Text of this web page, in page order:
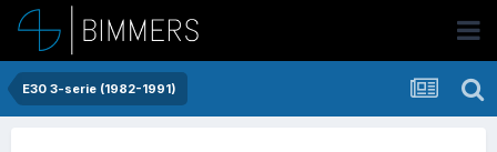
E30 3-serie (1982-1991)